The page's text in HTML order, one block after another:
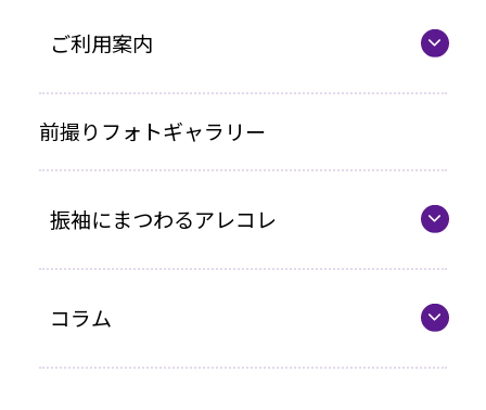
ママ振プラン
ご利用案内
各種お支払い方法
車いすをご利用の方へ
企業情報
前撮りフォトギャラリー
振袖にまつわるアレコレ
コラム